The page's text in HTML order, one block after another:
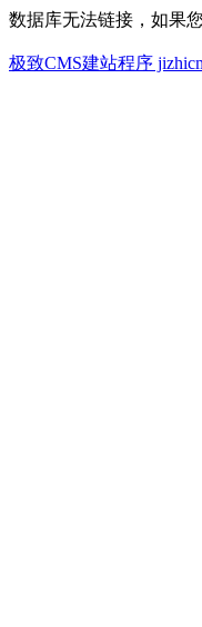
数据库无法链接，如果
极致CMS建站程序